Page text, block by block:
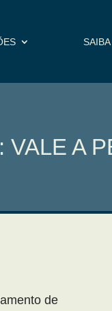
A
de